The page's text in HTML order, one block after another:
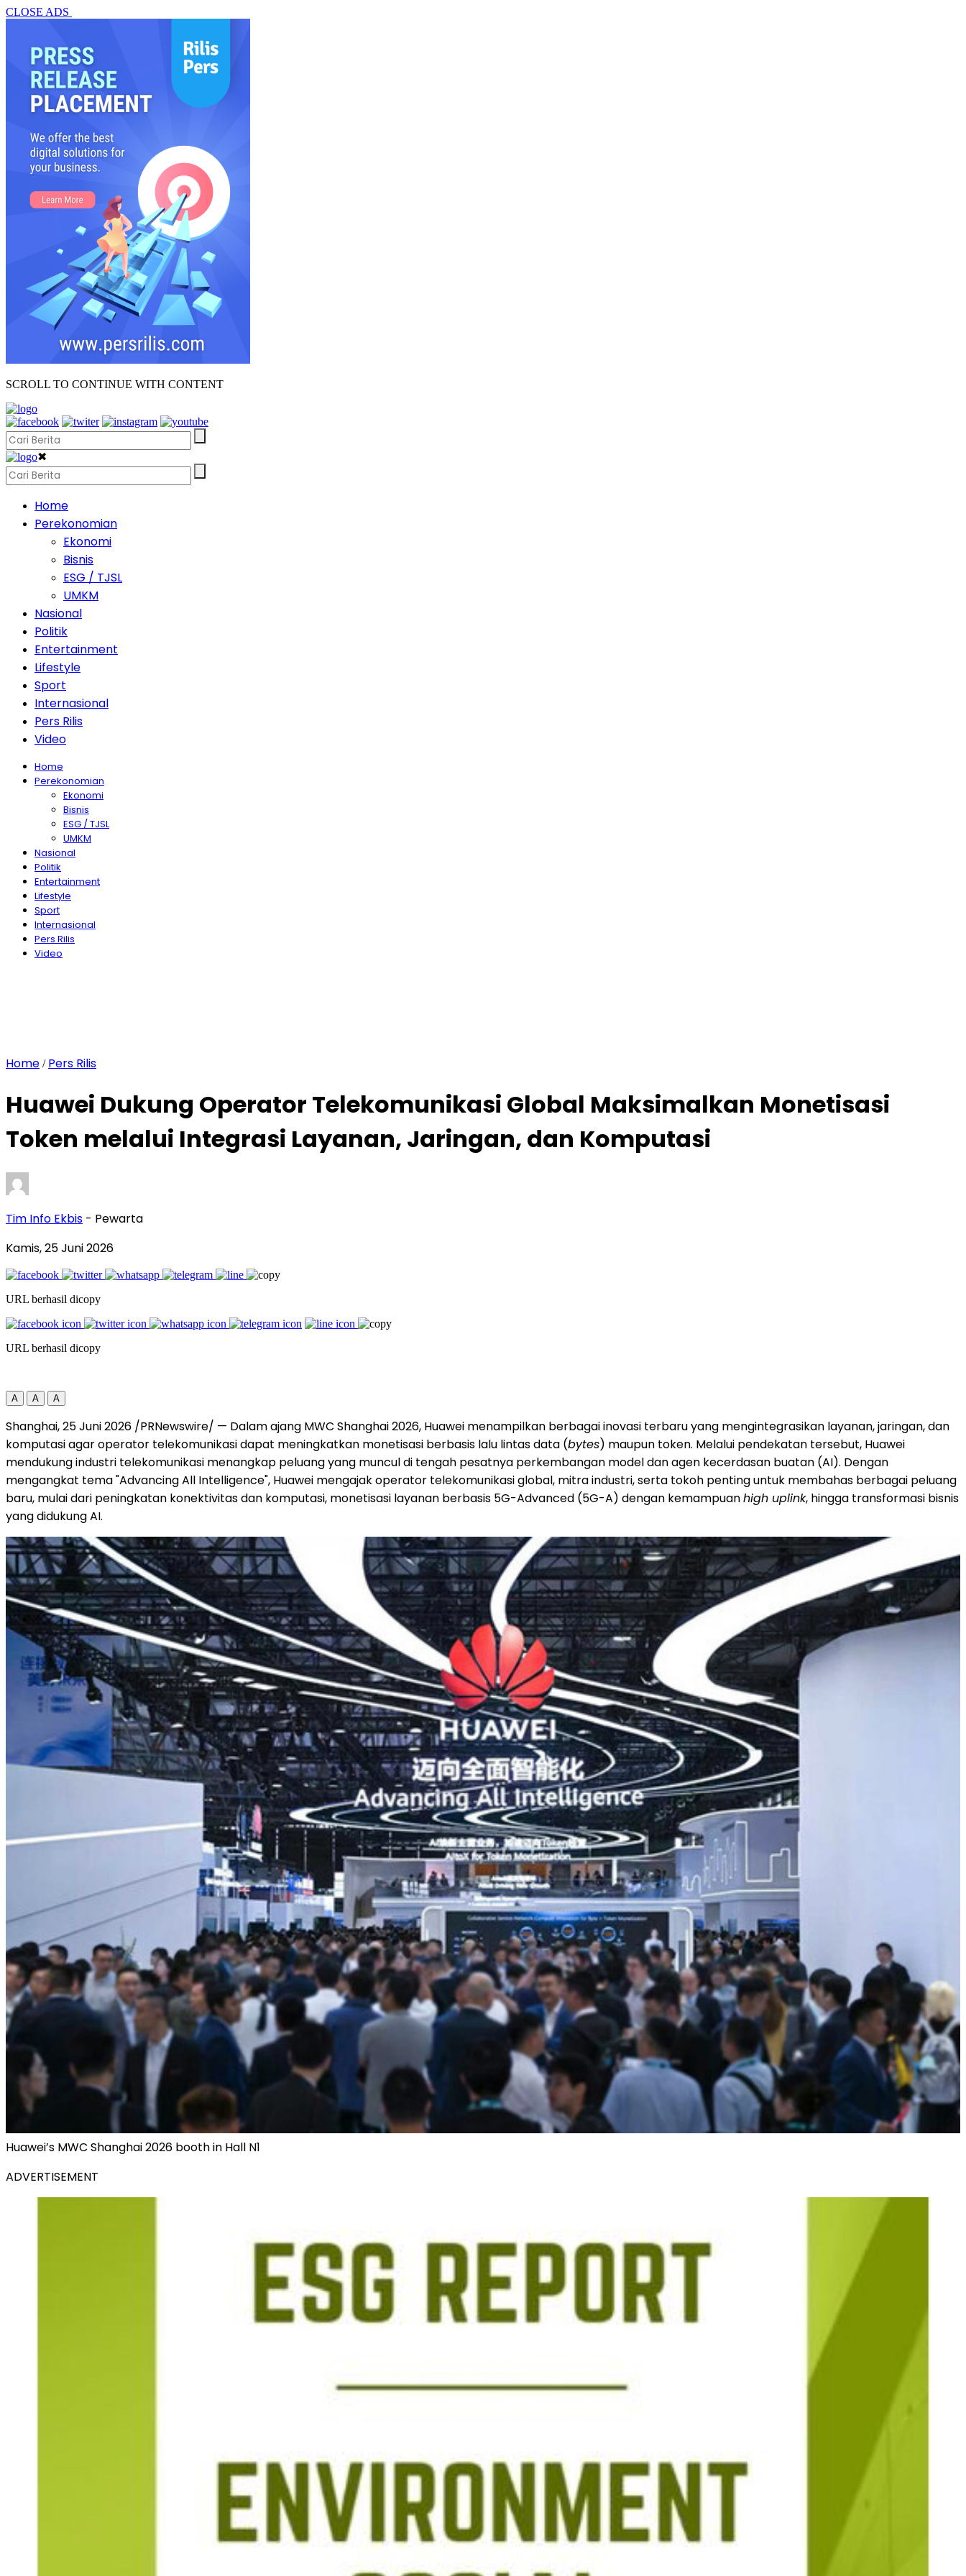
CLOSE ADS
SCROLL TO CONTINUE WITH CONTENT
✖
Home
Perekonomian
Ekonomi
Bisnis
ESG / TJSL
UMKM
Nasional
Politik
Entertainment
Lifestyle
Sport
Internasional
Pers Rilis
Video
Home
Perekonomian
Ekonomi
Bisnis
ESG / TJSL
UMKM
Nasional
Politik
Entertainment
Lifestyle
Sport
Internasional
Pers Rilis
Video
Home / Pers Rilis
Huawei Dukung Operator Telekomunikasi Global Maksimalkan Monetisasi
Token melalui Integrasi Layanan, Jaringan, dan Komputasi
Tim Info Ekbis - Pewarta
Kamis, 25 Juni 2026
URL berhasil dicopy
URL berhasil dicopy
A A A
Shanghai, 25 Juni 2026 /PRNewswire/ — Dalam ajang MWC Shanghai 2026, Huawei menampilkan berbagai inovasi terbaru yang mengintegrasikan layanan, jaringan, dan
komputasi agar operator telekomunikasi dapat meningkatkan monetisasi berbasis lalu lintas data (bytes) maupun token. Melalui pendekatan tersebut, Huawei
mendukung industri telekomunikasi menangkap peluang yang muncul di tengah pesatnya perkembangan model dan agen kecerdasan buatan (AI). Dengan
mengangkat tema "Advancing All Intelligence", Huawei mengajak operator telekomunikasi global, mitra industri, serta tokoh penting untuk membahas berbagai peluang
baru, mulai dari peningkatan konektivitas dan komputasi, monetisasi layanan berbasis 5G-Advanced (5G-A) dengan kemampuanhigh uplink, hingga transformasi bisnis
yang didukung AI.
Huawei’s MWC Shanghai 2026 booth in Hall N1
ADVERTISEMENT